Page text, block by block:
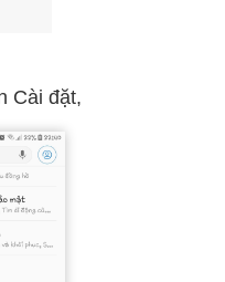
Cài đặt,